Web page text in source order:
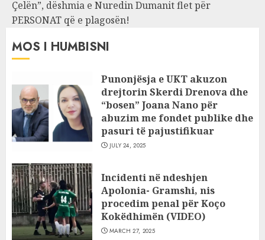
Çelën”, dëshmia e Nuredin Dumanit flet për
PERSONAT që e plagosën!
MOS I HUMBISNI
Punonjësja e UKT akuzon
drejtorin Skerdi Drenova dhe
“bosen” Joana Nano për
abuzim me fondet publike dhe
pasuri të pajustifikuar
JULY 24, 2025
Incidenti në ndeshjen
Apolonia- Gramshi, nis
procedim penal për Koço
Kokëdhimën (VIDEO)
MARCH 27, 2025